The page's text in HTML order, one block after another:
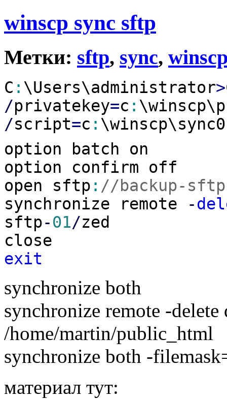
winscp sync sftp
Метки: sftp, sync,
C : \Users\administrator>
/privatekey=c :
/script=c :
option batch on
option confirm off
open sftp : //backup-
synchronize remote
-
sftp-01/zed
close
exit
synchronize both
synchronize remote -
/home/martin/public_html
synchronize both -
материал тут: